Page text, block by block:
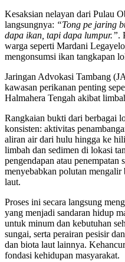
Kesaksian nelayan dari Pulau
langsungnya: “Tong pe jaring
dapa ikan, tapi dapa lumpur.”.
warga seperti Mardani
mengonsumsi ikan tangkapan
Jaringan Advokasi Tambang
kawasan perikanan penting
Halmahera Tengah akibat
Rangkaian bukti dari berbagai
konsisten: aktivitas
aliran air dari hulu hingga ke
limbah dan sedimen di lokasi
pengendapan atau penempatan
menyebabkan polutan
laut.
Proses ini secara langsung
yang menjadi sandaran hidup
untuk minum dan kebutuhan
sungai, serta perairan pesisir
dan biota laut lainnya.
fondasi kehidupan masyarakat.